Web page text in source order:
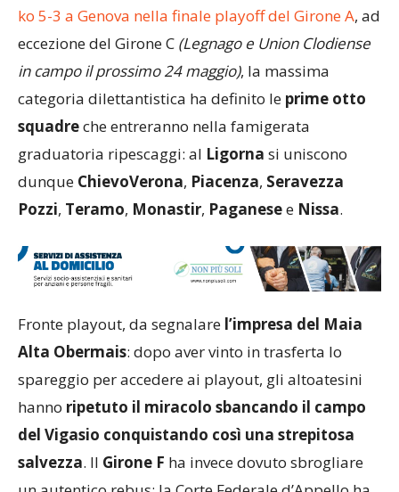
ko 5-3 a Genova nella finale playoff del Girone A, ad
eccezione del Girone C (Legnago e Union Clodiense
in campo il prossimo 24 maggio), la massima
categoria dilettantistica ha definito le prime otto
squadreche entreranno nella famigerata
graduatoria ripescaggi: al Ligorna si uniscono
dunque ChievoVerona, Piacenza, Seravezza
Pozzi, Teramo, Monastir, Paganesee Nissa.
Fronte playout, da segnalare
l’impresa del Maia
: dopo aver vinto in trasferta lo
spareggio per accedere ai playout, gli altoatesini
hanno
ripetuto il miracolo sbancando il campo
del Vigasio conquistando così una strepitosa
ha invece dovuto sbrogliare